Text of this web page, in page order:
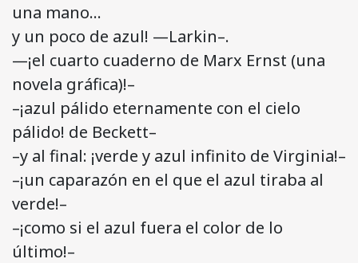
una mano…
y un poco de azul! —Larkin–.
—¡el cuarto cuaderno de Marx Ernst (una
novela gráfica)!–
–¡azul pálido eternamente con el cielo
pálido! de Beckett–
–y al final: ¡verde y azul infinito de Virginia!–
–¡un caparazón en el que el azul tiraba al
verde!–
–¡como si el azul fuera el color de lo
último!–